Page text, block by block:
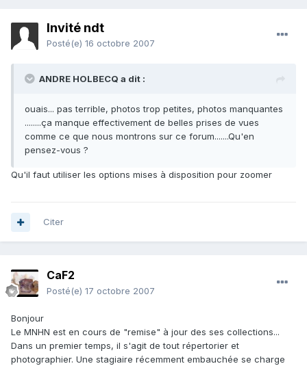
Invité ndt
Posté(e) 16 octobre 2007
ANDRE HOLBECQ a dit :
ouais... pas terrible, photos trop petites, photos manquantes
........ça manque effectivement de belles prises de vues
comme ce que nous montrons sur ce forum.......Qu'en
pensez-vous ?
Qu'il faut utiliser les options mises à disposition pour zoomer
Citer
CaF2
Posté(e) 17 octobre 2007
Bonjour
Le MNHN est en cours de "remise" à jour des ses collections...
Dans un premier temps, il s'agit de tout répertorier et
photographier. Une stagiaire récemment embauchée se charge